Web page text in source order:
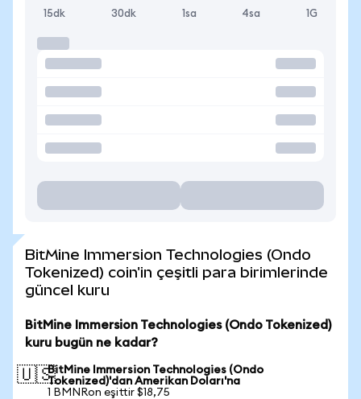
15dk 30dk 1sa 4sa 1G
BitMine Immersion Technologies (Ondo
Tokenized) coin'in çeşitli para birimlerinde
güncel kuru
BitMine Immersion Technologies (Ondo Tokenized)
kuru bugün ne kadar?
🇺🇸BitMine Immersion Technologies (Ondo
Tokenized)'dan Amerikan Doları'na
1 BMNRon eşittir $18,75